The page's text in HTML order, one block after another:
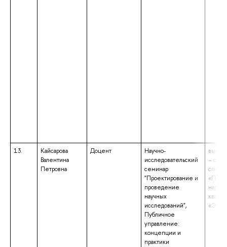
13.
Кайсарова
Валентина
Петровна
Доцент
Научно-
исследовательский
семинар
"Проектирование и
проведение
научных
исследований",
Публичное
управление:
концепции и
практики
–